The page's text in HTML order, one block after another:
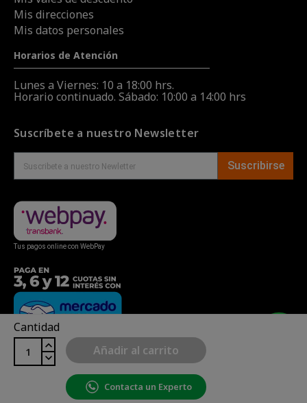
Cantidad
Añadir al carrito
Contacta un Experto
Mis direcciones
Mis datos personales
Horarios de Atención
Lunes a Viernes: 10 a 18:00 hrs.
Horario continuado. Sábado: 10:00 a 14:00 hrs
Suscríbete a nuestro Newsletter
Suscribirse
Tus pagos online con WebPay
Copyright© uBike Motos 2026|Mapa del sitio